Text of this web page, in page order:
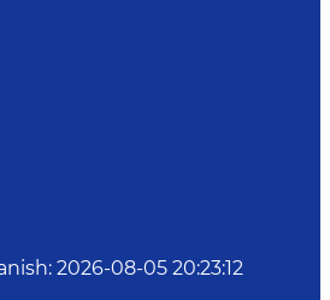
: 2026-08-05 20:23:12